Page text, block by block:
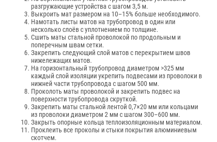
разгружающие устройства с шагом 3,5 м.
Выкроить мат размером на 10–15% больше необходимого.
Намотать листы матов на трубопровод в один или
несколько слоёв с уплотнением по толщине.
Сшить маты стальной проволокой по продольным и
поперечным швам сетки.
Закрепить следующий слой матов с перекрытием швов
нижележащих матов.
На горизонтальный трубопровод диаметром >325 мм
каждый слой изоляции укрепить подвесами из проволоки в
нижней части трубопровода с шагом 500 мм.
Проколоть маты проволокой и закрепить подвес на
поверхности трубопровода скруткой.
Закрепить маты стальной лентой 0,7×20 мм или кольцами
из проволоки диаметром 2 мм с шагом 300–600 мм.
Закрыть опорные кольца теплоизоляционным материалом.
Проклеить все проколы и стыки покрытия алюминиевым
скотчем.